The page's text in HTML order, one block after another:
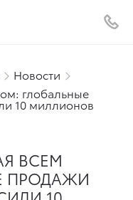
Новости
глобальные
10 миллионов
ВСЕМ
ПРОДАЖИ